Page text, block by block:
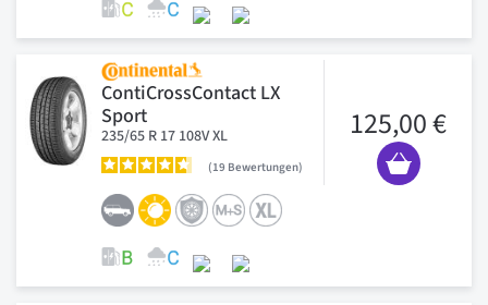
ContiCrossContact LX
Sport
235/65 R 17 108V XL
19 Bewertungen
125,00 €